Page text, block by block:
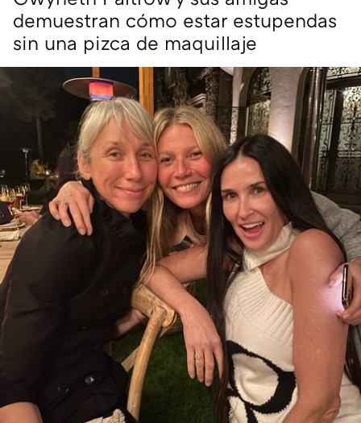
demuestran cómo estar estupendas
sin una pizca de maquillaje